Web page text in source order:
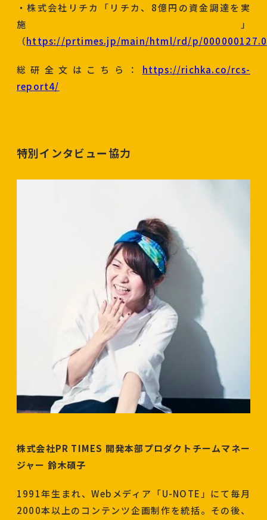
・株式会社リチカ「リチカ、8億円の資金調達を実
施」
（https://prtimes.jp/main/html/rd/p/
総研全文はこちら： https://richka.co/rcs-
report4/
特別インタビュー協力
株式会社PR TIMES 開発本部プロダクトチームマネー
ジャー 鈴木碩子
1991年生まれ、Webメディア「U-NOTE」にて毎月
2000本以上のコンテンツ企画制作を統括。その後、